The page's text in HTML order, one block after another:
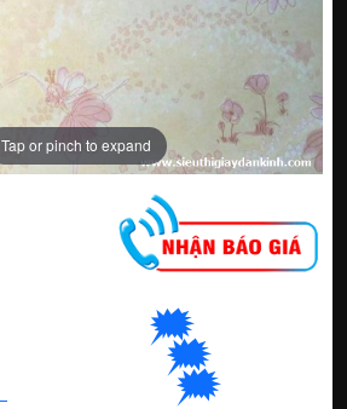
Tap or pinch to expand
🗯
🗯
🗯